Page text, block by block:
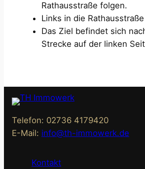
Rathausstraße folgen.
Links in die
Das Ziel befindet sich
Strecke auf der linken
Telefon: 02736 4179420
E-Mail: info@th-immowerk.de
Kontakt